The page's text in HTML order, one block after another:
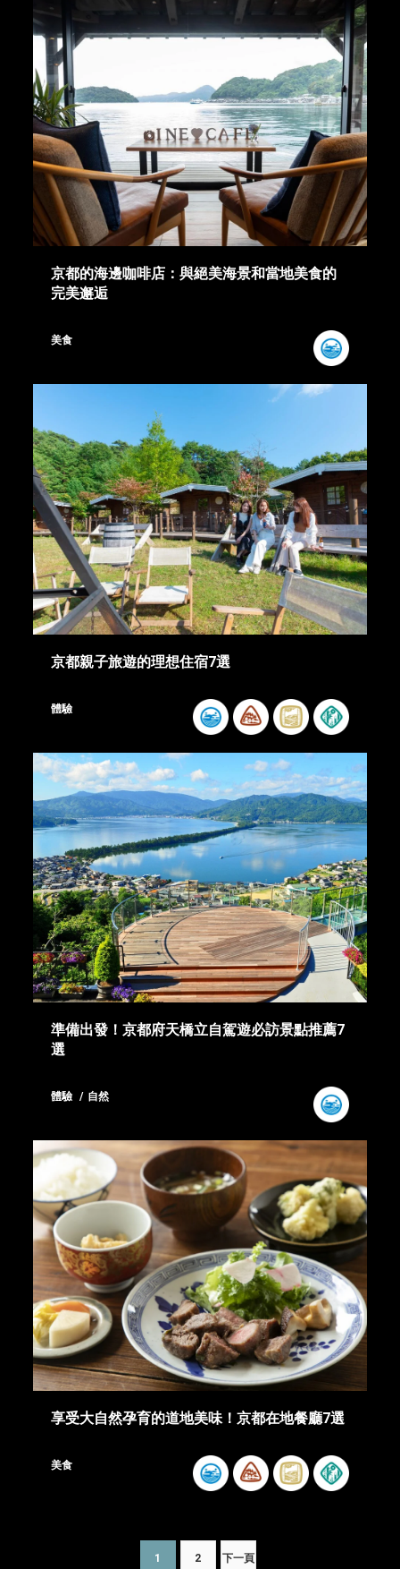
京都的海邊咖啡店：與絕美海景和當地美食的
完美邂逅
美食
京都親子旅遊的理想住宿7選
體驗
準備出發！京都府天橋立自駕遊必訪景點推薦7
選
體驗 自然
享受大自然孕育的道地美味！京都在地餐廳7選
美食
1 2 下一頁